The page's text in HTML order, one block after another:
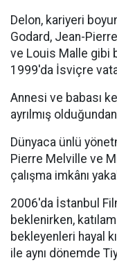
Delon, kariyeri
Godard, Jean-
ve Louis Malle gibi
1999'da İsviçre
Annesi ve babası
ayrılmış
Dünyaca ünlü
Pierre Melville ve
çalışma imkânı
2006'da İstanbul
beklenirken,
bekleyenleri hayal
ile aynı dönemde